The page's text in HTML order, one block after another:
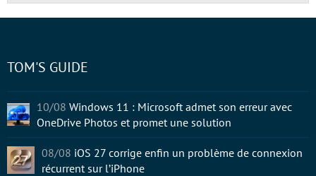
TOM'S GUIDE
10/08 Windows 11 : Microsoft admet son erreur avec
OneDrive Photos et promet une solution
08/08 iOS 27 corrige enfin un problème de connexion
récurrent sur l’iPhone